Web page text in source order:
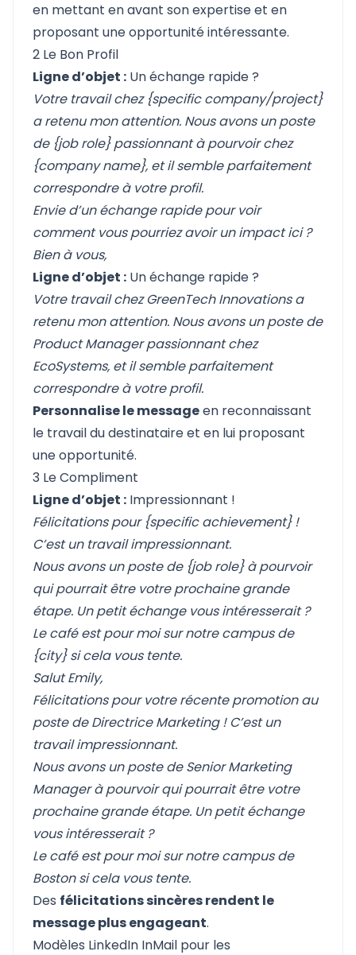
en mettant en avant son expertise et en
proposant une opportunité intéressante.
2 Le Bon Profil
Ligne d’objet : Un échange rapide ?
Votre travail chez {specific company/project}
a retenu mon attention. Nous avons un poste
de {job role} passionnant à pourvoir chez
{company name}, et il semble parfaitement
correspondre à votre profil.
Envie d’un échange rapide pour voir
comment vous pourriez avoir un impact ici ?
Bien à vous,
Ligne d’objet : Un échange rapide ?
Votre travail chez GreenTech Innovations a
retenu mon attention. Nous avons un poste de
Product Manager passionnant chez
EcoSystems, et il semble parfaitement
correspondre à votre profil.
Personnalise le messageen reconnaissant
le travail du destinataire et en lui proposant
une opportunité.
3 Le Compliment
Ligne d’objet : Impressionnant !
Félicitations pour {specific achievement} !
C’est un travail impressionnant.
Nous avons un poste de {job role} à pourvoir
qui pourrait être votre prochaine grande
étape. Un petit échange vous intéresserait ?
Le café est pour moi sur notre campus de
{city} si cela vous tente.
Salut Emily,
Félicitations pour votre récente promotion au
poste de Directrice Marketing ! C’est un
travail impressionnant.
Nous avons un poste de Senior Marketing
Manager à pourvoir qui pourrait être votre
prochaine grande étape. Un petit échange
vous intéresserait ?
Le café est pour moi sur notre campus de
Boston si cela vous tente.
Des félicitations sincères rendent le
message plus engageant.
Modèles LinkedIn InMail pour les